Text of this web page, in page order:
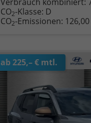
CO2-Klasse: D
CO2-Emissionen:
ab 225,– € mtl.